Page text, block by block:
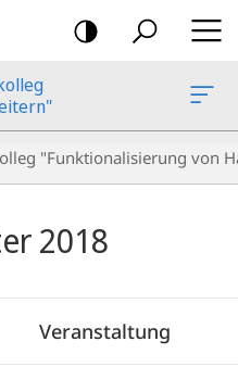
"Funktionalisierung von
2018
Veranstaltung